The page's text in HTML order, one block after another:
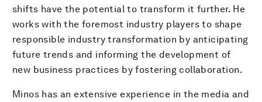
shifts have the potential to transform it further. He
works with the foremost industry players to shape
responsible industry transformation by anticipating
future trends and informing the development of
new business practices by fostering collaboration.
Minos has an extensive experience in the media and